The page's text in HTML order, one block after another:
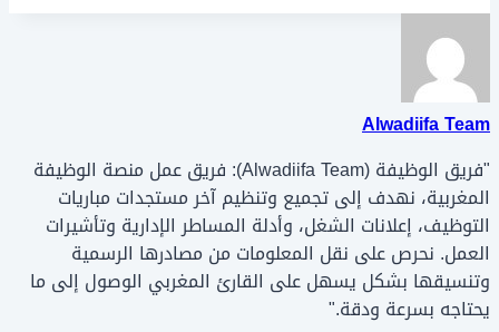
Alwadiifa Team
"فريق الوظيفة (Alwadiifa Team): فريق عمل منصة الوظيفة
المغربية، نهدف إلى تجميع وتنظيم آخر مستجدات مباريات
التوظيف، إعلانات الشغل، وأدلة المساطر الإدارية وتأشيرات
العمل. نحرص على نقل المعلومات من مصادرها الرسمية
وتنسيقها بشكل يسهل على القارئ المغربي الوصول إلى ما
يحتاجه بسرعة ودقة."